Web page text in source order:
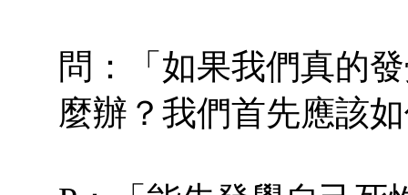
問：「如果我們真的
麼辦？我們首先應該